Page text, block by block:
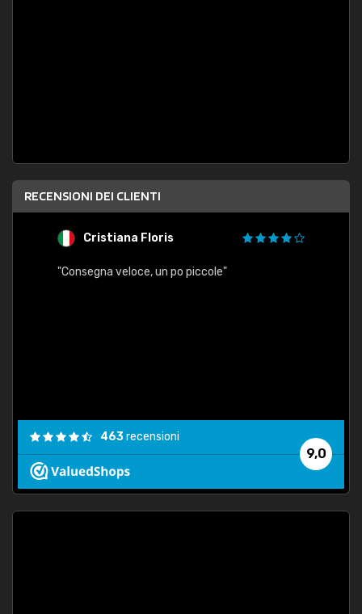
RECENSIONI DEI CLIENTI
Cristiana Floris
"Consegna veloce, un po piccole"
9,0
463recensioni